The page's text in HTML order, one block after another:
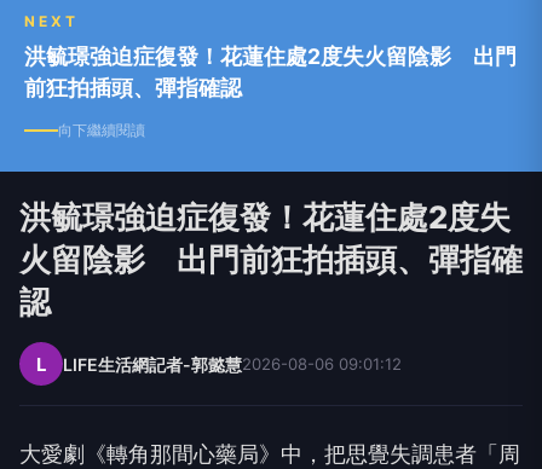
NEXT
洪毓璟強迫症復發！花蓮住處2度失火留陰影 出門
前狂拍插頭、彈指確認
向下繼續閱讀
洪毓璟強迫症復發！花蓮住處2度失
火留陰影 出門前狂拍插頭、彈指確
認
L LIFE生活網記者-郭懿慧2026-08-06 09:01:12
大愛劇《轉角那間心藥局》中，把思覺失調患者「周